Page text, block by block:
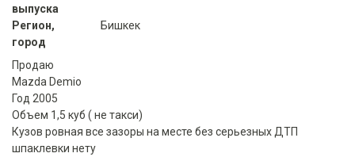
выпуска
Регион,
город
Бишкек
Продаю
Mazda Demio
Год 2005
Объем 1,5 куб ( не такси)
Кузов ровная все зазоры на месте без серьезных ДТП
шпаклевки нету